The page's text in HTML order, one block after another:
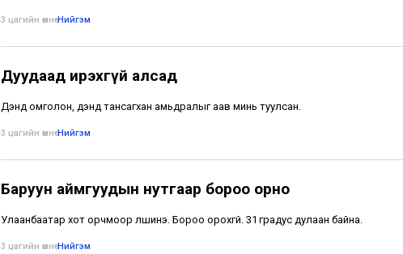
3 цагийн өмнө•Нийгэм
Дуудаад ирэхгүй алсад
Дэндүү омголон, дэндүү тансагхан амьдралыг аав минь туулсан.
3 цагийн өмнө•Нийгэм
Баруун аймгуудын нутгаар бороо орно
Улаанбаатар хот орчмоор үүлшинэ. Бороо орохгүй. 31 градус дулаан байна.
3 цагийн өмнө•Нийгэм